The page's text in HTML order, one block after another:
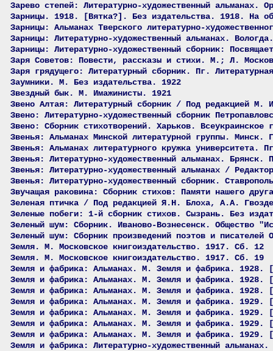
Зарево степей: Литературно-художественный альманах.
Зарницы. 1918. [Вятка?]. Без издательства. 1918. На
Зарницы: Альманах Тверского литературно-
Зарницы: Литературно-художественный альманах.
Зарницы: Литературно-художественный сборник:
Заря Советов: Повести, рассказы и стихи. М.; Л.
Заря грядущего: Литературный сборник. Пг.
Заумники. М. Без издательства. 1922
Звездный бык. М. Имажинисты. 1921
Звено Алтая: Литературный сборник / Под редакцией М.
Звено: Литературно-художественный сборник
Звено: Сборник стихотворений. Харьков. Всеукраинское
Звенья: Альманах Минской литературной группы. Минск.
Звенья: Альманах литературного кружка университета.
Звенья: Литературно-художественный альманах. Брянск.
Звенья: Литературно-художественный альманах /
Звенья: Литературно-художественный сборник.
Звучащая раковина: Сборник стихов: Памяти нашего
Зеленая птичка / Под редакцией Я.Н. Блоха, А.А.
Зеленые побеги: 1-й сборник стихов. Сызрань. Без
Зеленый шум: Сборник. Иваново-Вознесенск. Общество
Зеленый шум: Сборник произведений поэтов и писателей
Земля. М. Московское книгоиздательство. 1917. Сб. 12
Земля. М. Московское книгоиздательство. 1917. Сб. 19
Земля и фабрика: Альманах. М. Земля и фабрика.
Земля и фабрика: Альманах. М. Земля и фабрика.
Земля и фабрика: Альманах. М. Земля и фабрика.
Земля и фабрика: Альманах. М. Земля и фабрика.
Земля и фабрика: Альманах. М. Земля и фабрика.
Земля и фабрика: Альманах. М. Земля и фабрика.
Земля и фабрика: Альманах. М. Земля и фабрика.
Земля и фабрика: Литературно-художественный